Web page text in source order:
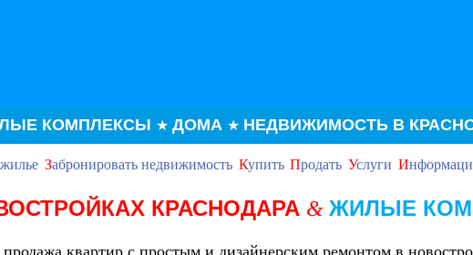
КОМПЛЕКСЫ ★ ДОМА ★ НЕДВИЖИМОСТЬ В
Забронировать недвижимость Купить Продать Услуги И
КРАСНОДАРА & ЖИЛЫЕ
квартир с простым и дизайнерским ремонтом в